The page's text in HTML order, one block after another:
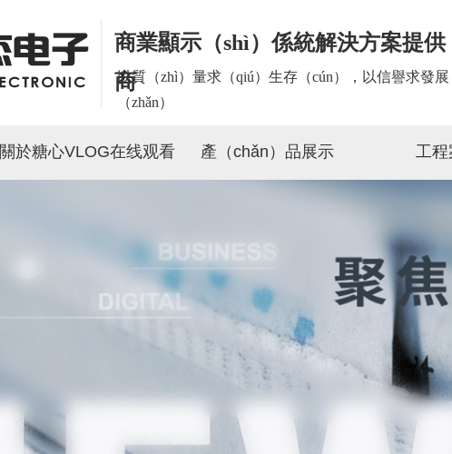
商業顯示（shì）係統解決方案提供
商
以質（zhì）量求（qiú）生存（cún），以信譽求發展
（zhǎn）
關於糖心VLOG在线观看 產（chǎn）品展示 工程